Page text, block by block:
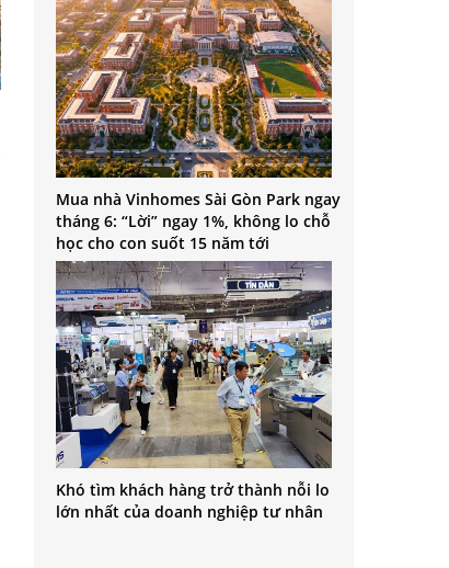
Mua nhà Vinhomes Sài Gòn Park ngay
tháng 6: “Lời” ngay 1%, không lo chỗ
học cho con suốt 15 năm tới
Khó tìm khách hàng trở thành nỗi lo
lớn nhất của doanh nghiệp tư nhân